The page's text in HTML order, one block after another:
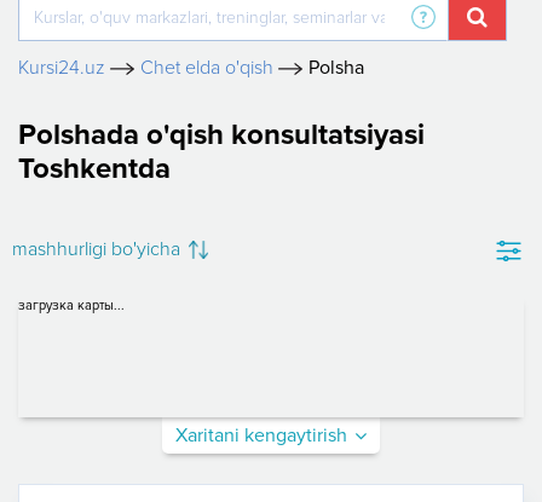
Kursi24.uz Chet elda o'qish Polsha
Polshada o'qish konsultatsiyasi
Toshkentda
mashhurligi bo'yicha
загрузка карты...
Xaritani kengaytirish